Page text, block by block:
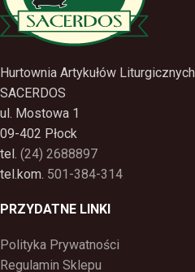
Hurtownia Artykułów Liturgicznych
SACERDOS
ul. Mostowa 1
09-402 Płock
tel. (24) 2688897
tel.kom. 501-384-314
PRZYDATNE LINKI
Polityka Prywatności
Regulamin Sklepu